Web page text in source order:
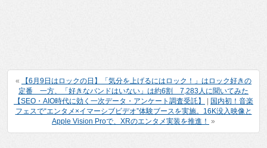
«
【6月9日はロックの日】「気分を上げるにはロック！」はロック好きの
定番 一方、「好きなバンドはいない」は約6割 7,283人に聞いてみた
【SEO・AIO時代に効く一次データ・アンケート調査受託】
国内初！音楽
フェスで“エンタメ×イマーシブビデオ”体験ブースを実施。16K没入映像と
Apple Vision Proで、XRのエンタメ実装を推進！ »